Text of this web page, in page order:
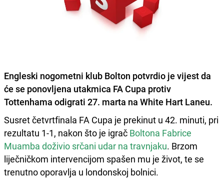
Engleski nogometni klub Bolton potvrdio je vijest da
će se ponovljena utakmica FA Cupa protiv
Tottenhama odigrati 27. marta na White Hart Laneu.
Susret četvrtfinala FA Cupa je prekinut u 42. minuti, pri
rezultatu 1-1, nakon što je igrač Boltona Fabrice
Muamba doživio srčani udar na travnjaku. Brzom
liječničkom intervencijom spašen mu je život, te se
trenutno oporavlja u londonskoj bolnici.